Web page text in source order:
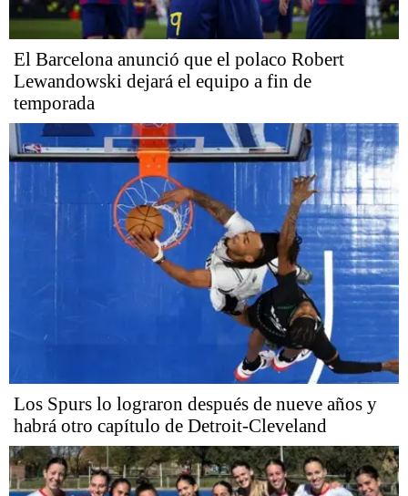
El Barcelona anunció que el polaco Robert
Lewandowski dejará el equipo a fin de
temporada
Los Spurs lo lograron después de nueve años y
habrá otro capítulo de Detroit-Cleveland